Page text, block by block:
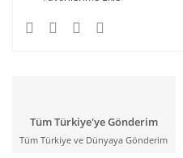
Tüm Türkiye'ye Gönderim
Tüm Türkiye ve Dünyaya Gönderim